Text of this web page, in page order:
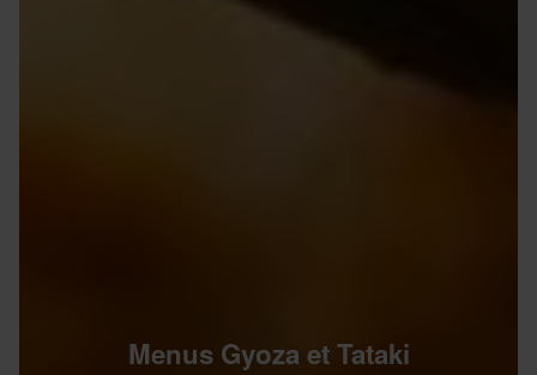
Menus Gyoza et Tataki